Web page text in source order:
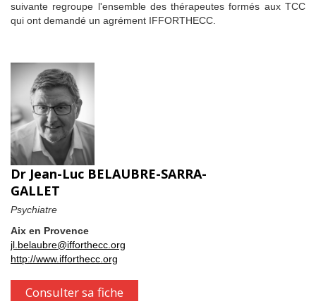
suivante regroupe l'ensemble des thérapeutes formés aux TCC
qui ont demandé un agrément IFFORTHECC.
Dr Jean-Luc BELAUBRE-SARRA-
GALLET
Psychiatre
Aix en Provence
jl.belaubre@ifforthecc.org
http://www.ifforthecc.org
Consulter sa fiche